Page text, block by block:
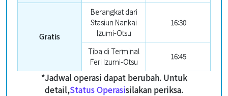
Gratis
Berangkat dari
Stasiun Nankai
Izumi-Otsu
16:30
Tiba di Terminal
Feri Izumi-Otsu
16:45
*Jadwal operasi dapat berubah. Untuk
detail,Status Operasisilakan periksa.